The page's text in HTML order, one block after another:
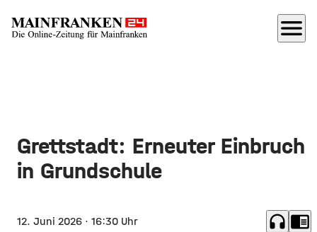
menu
Grettstadt: Erneuter Einbruch
in Grundschule
12. Juni 2026 · 16:30 Uhr headphones chrome_reader_mode